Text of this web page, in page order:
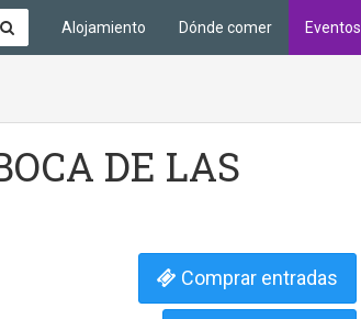
Alojamiento Dónde comer Eventos
DE LAS
Comprar entradas